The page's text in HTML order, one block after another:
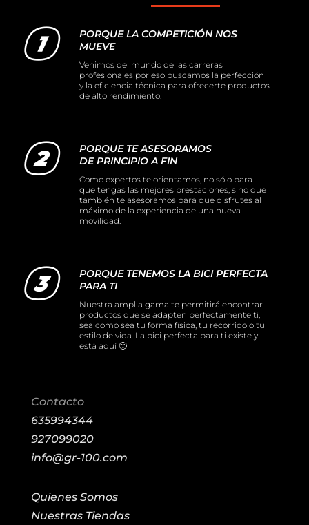
PORQUE LA COMPETICIÓN NOS
MUEVE
Venimos del mundo de las carreras
profesionales por eso buscamos la perfección
y la eficiencia técnica para ofrecerte productos
de alto rendimiento.
PORQUE TE ASESORAMOS
DE PRINCIPIO A FIN
Como expertos te orientamos, no sólo para
que tengas las mejores prestaciones, sino que
también te asesoramos para que disfrutes al
máximo de la experiencia de una nueva
movilidad.
PORQUE TENEMOS LA BICI PERFECTA
PARA TI
Nuestra amplia gama te permitirá encontrar
productos que se adapten perfectamente ti,
sea como sea tu forma física, tu recorrido o tu
estilo de vida. La bici perfecta para ti existe y
está aquí 🙂
Contacto
635994344
927099020
info@gr-100.com
Quienes Somos
Nuestras Tiendas